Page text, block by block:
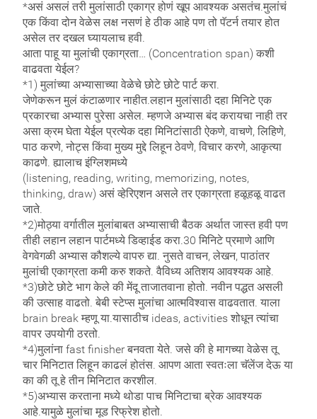
*असं असलं तरी मुलांसाठी एकाग्र होणं खूप आवश्यक असतंच.मुलांचं
एक किंवा दोन वेळेस लक्ष नसणं हे ठीक आहे पण तो पॅटर्न तयार होत
असेल तर दखल घ्यायलाच हवी.
आता पाहू या मुलांची एकाग्रता… (Concentration span) कशी
वाढवता येईल?
*1) मुलांच्या अभ्यासाच्या वेळेचे छोटे छोटे पार्ट करा.
जेणेकरून मुलं कंटाळणार नाहीत.लहान मुलांसाठी दहा मिनिटे एक
प्रकारचा अभ्यास पुरेसा असेल. म्हणजे अभ्यास बंद करायचा नाही तर
असा क्रम घेता येईल प्रत्येक दहा मिनिटांसाठी ऐकणे, वाचणे, लिहिणे,
पाठ करणे, नोट्स किंवा मुख्य मुद्दे लिहून ठेवणे, विचार करणे, आकृत्या
काढणे. ह्यालाच इंग्लिशमध्ये
(listening, reading, writing, memorizing, notes,
thinking, draw) असं व्हेरिएशन असले तर एकाग्रता हळूहळू वाढत
जाते.
*2)मोठ्या वर्गातील मुलांबाबत अभ्यासाची बैठक अर्थात जास्त हवी पण
तीही लहान लहान पार्टमध्ये डिव्हाईड करा.30 मिनिटे प्रमाणे आणि
वेगवेगळी अभ्यास कौशल्ये वापरु द्या. नुसते वाचन, लेखन, पाठांतर
मुलांची एकाग्रता कमी करु शकते. वैविध्य अतिशय आवश्यक आहे.
*3)छोटे छोटे भाग केले की मेंदू ताजातवाना होतो. नवीन पद्धत असली
की उत्साह वाढतो. बेबी स्टेप्स मुलांचा आत्मविश्वास वाढवतात. याला
brain break म्हणू या.यासाठीच ideas, activities शोधून त्यांचा
वापर उपयोगी ठरतो.
*4)मुलांना fast finisher बनवता येते. जसे की हे मागच्या वेळेस तू
चार मिनिटात लिहून काढलं होतंस. आपण आता स्वतःला चॅलेंज देऊ या
का की तू हे तीन मिनिटात करशील.
*5)अभ्यास करताना मध्ये थोडा पाच मिनिटाचा ब्रेक आवश्यक
आहे.यामुळे मुलांचा मूड रिफ्रेश होतो.